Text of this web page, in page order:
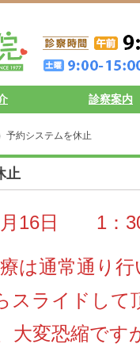
診察案内
予約システムを休止
止
16日 1：
は通常通り
スライドして
大変恐縮です